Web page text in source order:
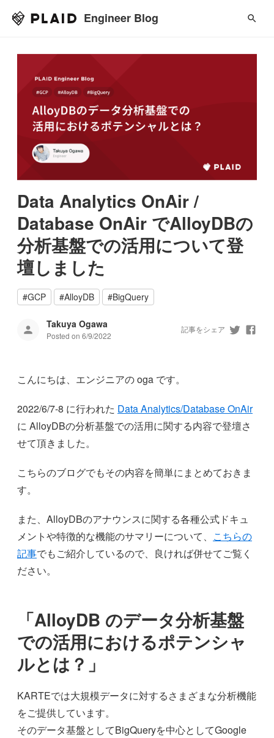
Engineer Blog
Data Analytics OnAir /
Database OnAir でAlloyDBの
分析基盤での活用について登
壇しました
#GCP #AlloyDB #BigQuery
Takuya Ogawa
Posted on 6/9/2022
記事をシェア
こんにちは、エンジニアの oga です。
2022/6/7-8 に行われた Data Analytics/Database OnAir
に AlloyDBの分析基盤での活用に関する内容で登壇さ
せて頂きました。
こちらのブログでもその内容を簡単にまとめておきま
す。
また、AlloyDBのアナウンスに関する各種公式ドキュ
メントや特徴的な機能のサマリーについて、 こちらの
記事でもご紹介しているので、良ければ併せてご覧く
ださい。
「AlloyDB のデータ分析基盤
での活用におけるポテンシャ
ルとは？」
KARTEでは大規模データに対するさまざまな分析機能
をご提供しています。
そのデータ基盤としてBigQueryを中心としてGoogle